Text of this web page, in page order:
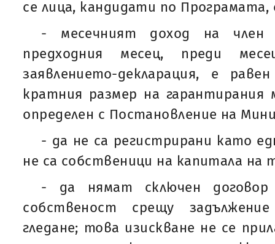
се лица, кандидати по Програмата,
- месечният доход на
предходния месец, преди
заявлението-декларация, е
кратния размер на гарантирания
определен с Постановление на
- да не са регистрирани като
не са собственици на капитала на
- да нямат сключен договор
собственост срещу
гледане; това изискване не се